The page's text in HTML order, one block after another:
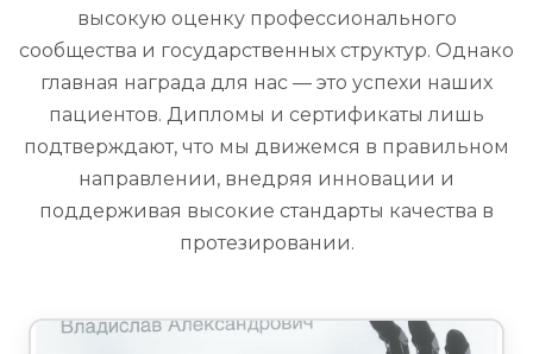
высокую оценку профессионального
сообщества и государственных структур. Однако
главная награда для нас — это успехи наших
пациентов. Дипломы и сертификаты лишь
подтверждают, что мы движемся в правильном
направлении, внедряя инновации и
поддерживая высокие стандарты качества в
протезировании.